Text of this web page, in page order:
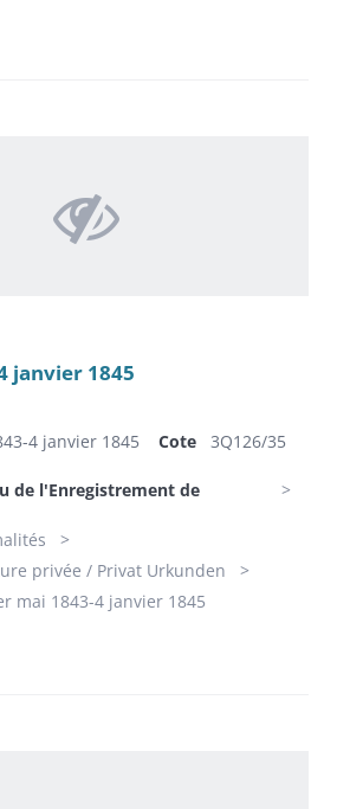
janvier 1845
4 janvier 1845 Cote ​3Q126/35
de l'Enregistrement de
privée / Privat Urkunden
mai 1843-4 janvier 1845